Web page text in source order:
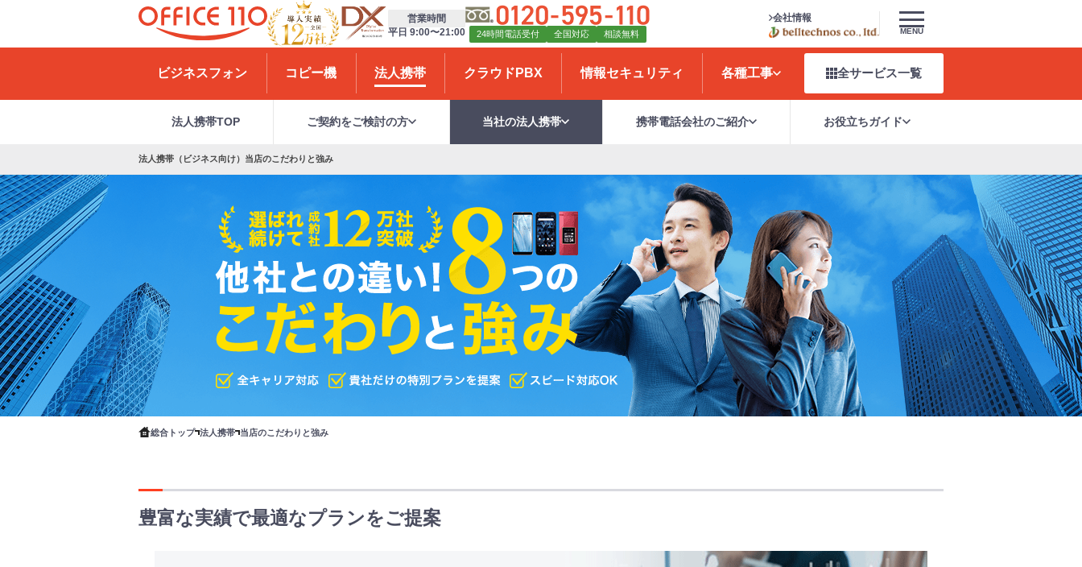
H
e
営業時間
平日 9:00〜21:00
24時間電話受付 全国対応 相談無料
会社情報
MENU
ビジネスフォン コピー機 法人携帯 クラウドPBX 情報セキュリティ 各種工事 全サービス一覧
法人携帯TOP ご契約をご検討の方 当社の法人携帯 携帯電話会社のご紹介 お役立ちガイド
法人携帯（ビジネス向け）当店のこだわりと強み
総合トップ 法人携帯 当店のこだわりと強み
豊富な実績で最適なプランをご提案